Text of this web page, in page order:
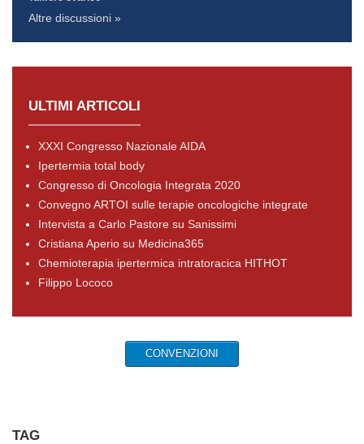
Altre discussioni »
ULTIMI ARTICOLI
XXXI Congresso Nazionale AIDA
Ipertermia total body
Congresso di Oncologia Integrata 2020
Convegno ARTOI sulle terapie oncologiche integrate
Intervista a Carlo Pastore su Sanissimi
Cristiana Aperio su Medicina365
Chemioterapia ipertermica intratoracica HITHOT
Filippo Lococo
CONVENZIONI
TAG